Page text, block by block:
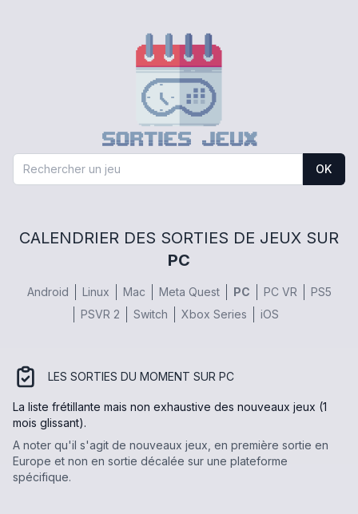
OK
CALENDRIER DES SORTIES DE JEUX SUR
PC
Android Linux Mac Meta Quest PC PC VR
PS5
PSVR 2
Switch Xbox Series iOS
LES SORTIES DU MOMENT SUR PC
La liste frétillante mais non exhaustive des nouveaux jeux (1
mois glissant).
A noter qu'il s'agit de nouveaux jeux, en première sortie en
Europe et non en sortie décalée sur une plateforme
spécifique.